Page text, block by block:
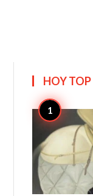
HOY TOP